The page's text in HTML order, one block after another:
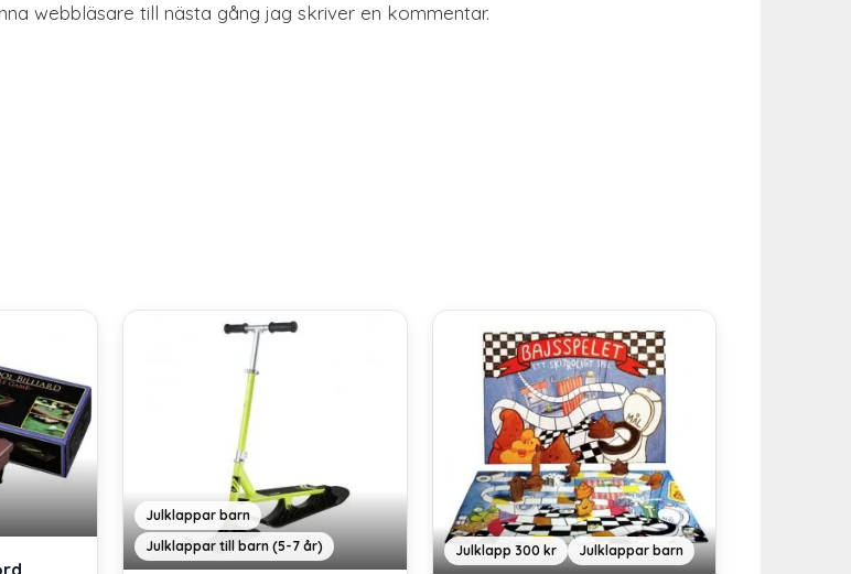
webbläsare till nästa gång jag skriver en kommentar.
Julklappar barn
Julklappar till barn (5-7 år)
Julklapp 300 kr Julklappar barn